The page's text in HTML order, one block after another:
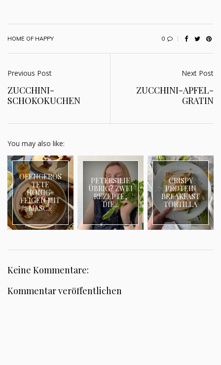
HOME OF HAPPY 0
Previous Post
ZUCCHINI-
SCHOKOKUCHEN
Next Post
ZUCCHINI-APFEL-
GRATIN
You may also like:
OFENGERÖS
TETE
HONIG-
FEIGEN MIT
MASC...
PETERSILIE
ÜBRIG? ZWEI
REZEPTE,
DIE...
CRISPY
PROTEIN
BREAKFAST
TORTILLA
Keine Kommentare:
Kommentar veröffentlichen